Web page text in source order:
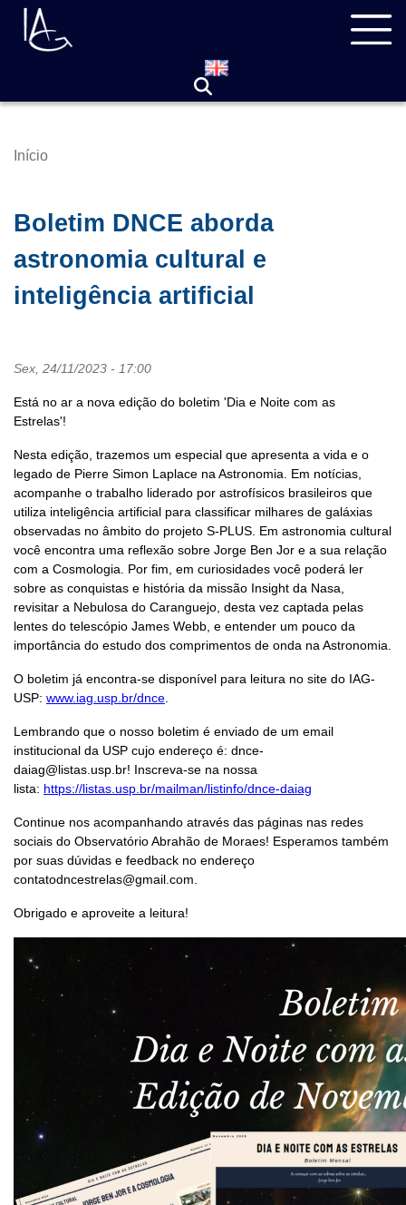
Pular
para
Trilha
Início
Boletim DNCE aborda
astronomia cultural e
inteligência artificial
Sex, 24/11/2023 - 17:00
Está no ar a nova edição do boletim 'Dia e Noite com as
Estrelas'!
Nesta edição, trazemos um especial que apresenta a vida e o
legado de Pierre Simon Laplace na Astronomia. Em notícias,
acompanhe o trabalho liderado por astrofísicos brasileiros que
utiliza inteligência artificial para classificar milhares de galáxias
observadas no âmbito do projeto S-PLUS. Em astronomia cultural
você encontra uma reflexão sobre Jorge Ben Jor e a sua relação
com a Cosmologia. Por fim, em curiosidades você poderá ler
sobre as conquistas e história da missão Insight da Nasa,
revisitar a Nebulosa do Caranguejo, desta vez captada pelas
lentes do telescópio James Webb, e entender um pouco da
importância do estudo dos comprimentos de onda na Astronomia.
O boletim já encontra-se disponível para leitura no site do IAG-
USP: www.iag.usp.br/dnce
Lembrando que o nosso boletim é enviado de um email
institucional da USP cujo endereço é: dnce-
daiag@listas.usp.br! Inscreva-se na nossa
lista: https://listas.usp.br/mailman/listinfo/dnce-daiag
Continue nos acompanhando através das páginas nas redes
sociais do Observatório Abrahão de Moraes! Esperamos também
por suas dúvidas e feedback no endereço
contatodncestrelas@gmail.com.
Obrigado e aproveite a leitura!